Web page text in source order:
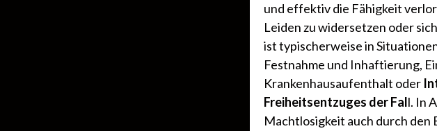
und effektiv die Fähigkeit
Leiden zu widersetzen oder
ist typischerweise in
Festnahme und Inhaftierung,
Krankenhausaufenthalt oder
Freiheitsentzuges der Fall. In
Machtlosigkeit auch durch den